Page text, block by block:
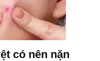
có nên nặn